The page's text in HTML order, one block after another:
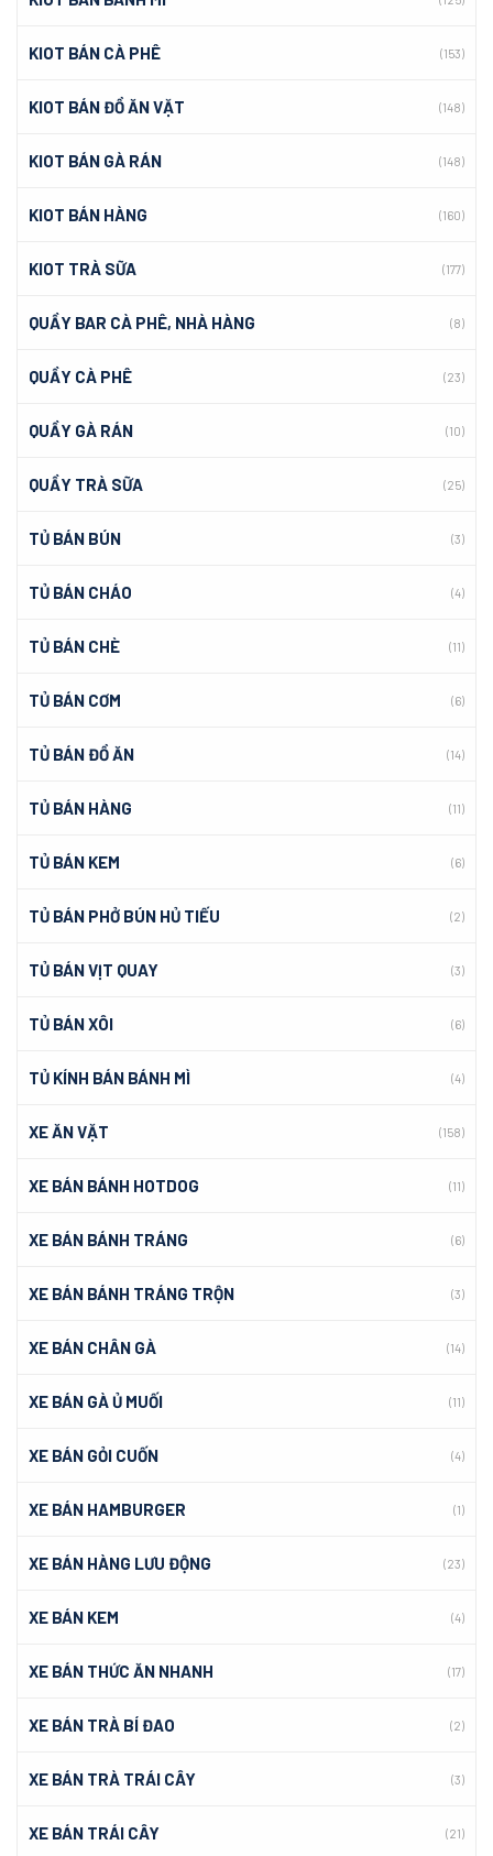
KIOT BÁN CÀ PHÊ (153)
KIOT BÁN ĐỒ ĂN VẶT (148)
KIOT BÁN GÀ RÁN (148)
KIOT BÁN HÀNG (160)
KIOT TRÀ SỮA (177)
QUẦY BAR CÀ PHÊ, NHÀ HÀNG (8)
QUẦY CÀ PHÊ (23)
QUẦY GÀ RÁN (10)
QUẦY TRÀ SỮA (25)
TỦ BÁN BÚN (3)
TỦ BÁN CHÁO (4)
TỦ BÁN CHÈ (11)
TỦ BÁN CƠM (6)
TỦ BÁN ĐỒ ĂN (14)
TỦ BÁN HÀNG (11)
TỦ BÁN KEM (6)
TỦ BÁN PHỞ BÚN HỦ TIẾU (2)
TỦ BÁN VỊT QUAY (3)
TỦ BÁN XÔI (6)
TỦ KÍNH BÁN BÁNH MÌ (4)
XE ĂN VẶT (158)
XE BÁN BÁNH HOTDOG (11)
XE BÁN BÁNH TRÁNG (6)
XE BÁN BÁNH TRÁNG TRỘN (3)
XE BÁN CHÂN GÀ (14)
XE BÁN GÀ Ủ MUỐI (11)
XE BÁN GỎI CUỐN (4)
XE BÁN HAMBURGER (1)
XE BÁN HÀNG LƯU ĐỘNG (23)
XE BÁN KEM (4)
XE BÁN THỨC ĂN NHANH (17)
XE BÁN TRÀ BÍ ĐAO (2)
XE BÁN TRÀ TRÁI CÂY (3)
XE BÁN TRÁI CÂY (21)